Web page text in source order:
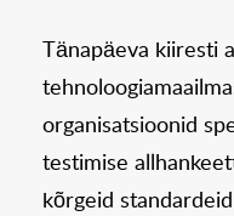
Tänapäeva kiiresti
organisatsioonid
testimise
kõrgeid